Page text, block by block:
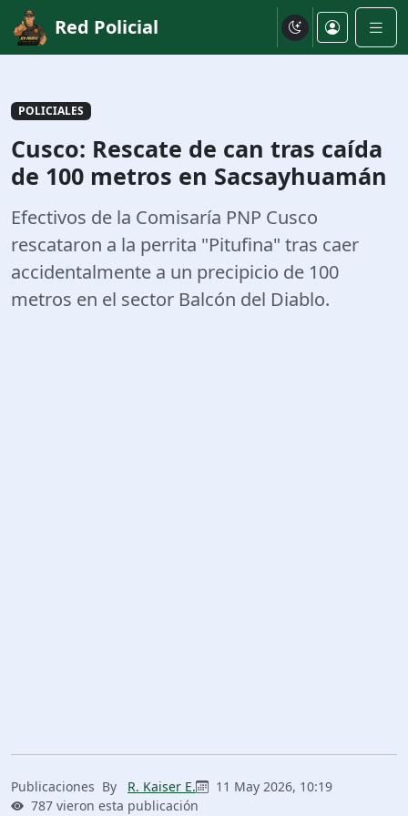
Red Policial
POLICIALES
Cusco: Rescate de can tras caída
de 100 metros en Sacsayhuamán
Efectivos de la Comisaría PNP Cusco
rescataron a la perrita "Pitufina" tras caer
accidentalmente a un precipicio de 100
metros en el sector Balcón del Diablo.
Publicaciones By R. Kaiser E.
11 May 2026, 10:19
787 vieron esta publicación